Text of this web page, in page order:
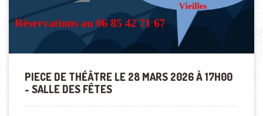
PIECE DE THÉÂTRE LE 28 MARS 2026 À 17H00
- SALLE DES FÊTES